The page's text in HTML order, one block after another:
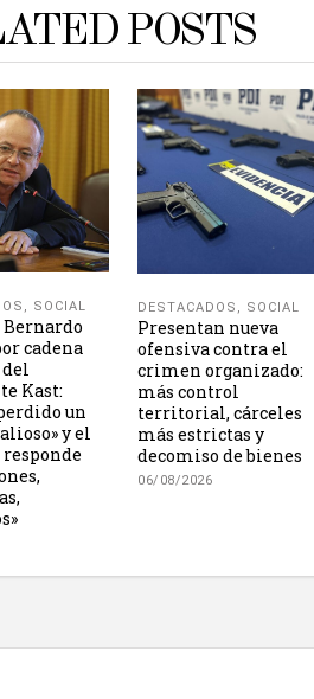
POSTS
, SOCIAL
cadena
Kast:
un
y el
DESTACADOS , SOCIAL
Presentan nueva
ofensiva contra el
crimen organizado:
más control
territorial, cárceles
más estrictas y
decomiso de bienes
06/08/2026